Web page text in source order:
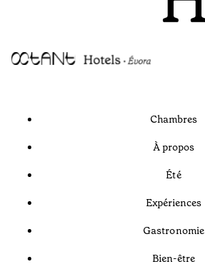
Chambres
À propos
Été
Expériences
Gastronomie
Bien-être